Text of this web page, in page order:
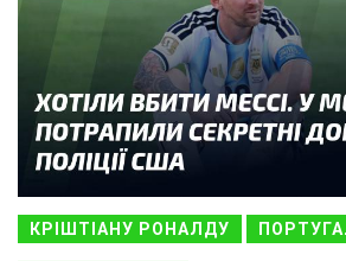
КРІШТІАНУ РОНАЛДУ